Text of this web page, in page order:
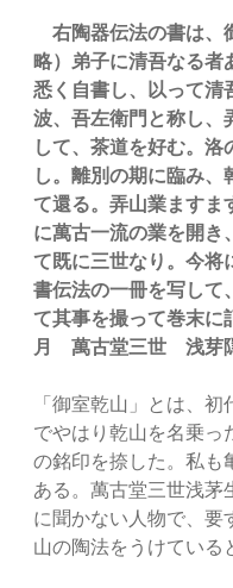
右陶器伝法の書は、
略）弟子に清吾なる者
悉く自書し、以って清
波、吾左衛門と称し、
して、茶道を好む。
し。離別の期に臨み
て還る。弄山業ますま
に萬古一流の業を開き
て既に三世なり。今将
書伝法の一冊を写して
て其事を撮って巻末
月 萬古堂三世 浅芽
「御室乾山」とは、
でやはり乾山を名乗っ
の銘印を捺した。私も
ある。萬古堂三世浅茅
に聞かない人物で、要
山の陶法をうけている